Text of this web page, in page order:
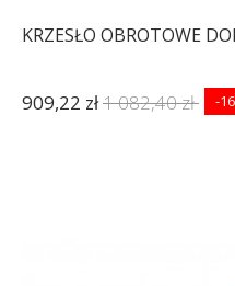
KRZESŁO OBROTOWE
909,22 zł1 082,40 zł -